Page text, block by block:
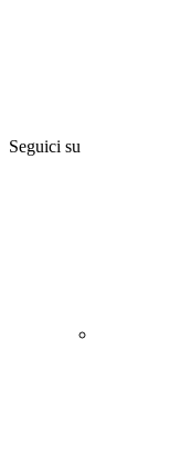
Seguici su